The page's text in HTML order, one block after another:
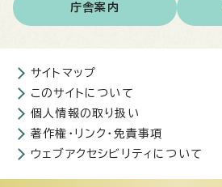
庁舎案内
サイトマップ
このサイトについて
個人情報の取り扱い
著作権・リンク・免責事項
ウェブアクセシビリティについて